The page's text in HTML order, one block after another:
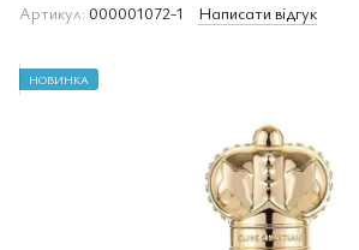
Артикул: 000001072-1 Написати відгук
НОВИНКА